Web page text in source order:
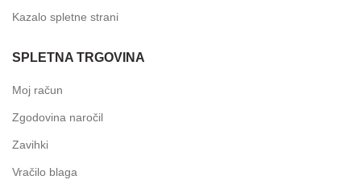
Kazalo spletne strani
SPLETNA TRGOVINA
Moj račun
Zgodovina naročil
Zavihki
Vračilo blaga